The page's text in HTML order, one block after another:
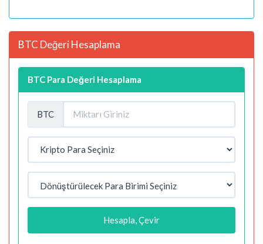
BTC Değeri Hesaplama
BTC Para Değeri Hesaplama
BTC
Hesapla, Çevir